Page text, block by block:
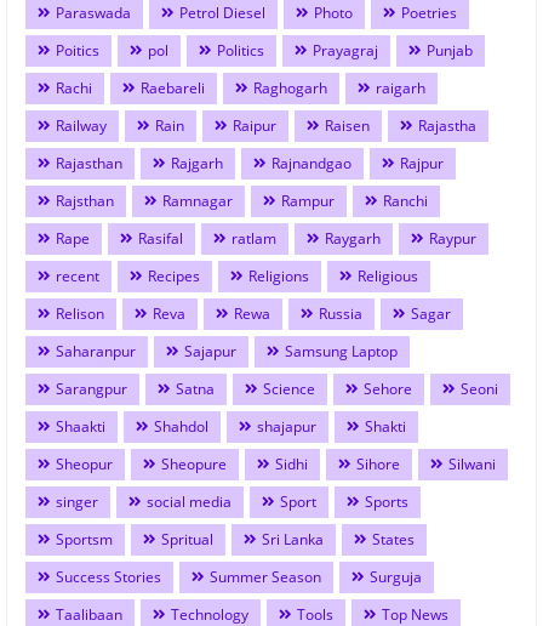
Paraswada
Petrol Diesel Photo
Poetries
Poitics
pol Politics Prayagraj
Punjab
Rachi
Raebareli Raghogarh
raigarh
Railway
Rain Raipur Raisen
Rajastha
Rajasthan
Rajgarh Rajnandgao
Rajpur
Rajsthan
Ramnagar Rampur
Ranchi
Rape
Rasifal ratlam Raygarh
Raypur
recent
Recipes Religions
Religious
Relison
Reva Rewa Russia
Sagar
Saharanpur
Sajapur
Samsung Laptop
Sarangpur
Satna Science Sehore
Seoni
Shaakti
Shahdol shajapur
Shakti
Sheopur
Sheopure Sidhi Sihore
Silwani
singer
social media Sport
Sports
Sportsm
Spritual Sri Lanka
States
Success Stories
Summer Season
Surguja
Taalibaan
Technology Tools
Top News